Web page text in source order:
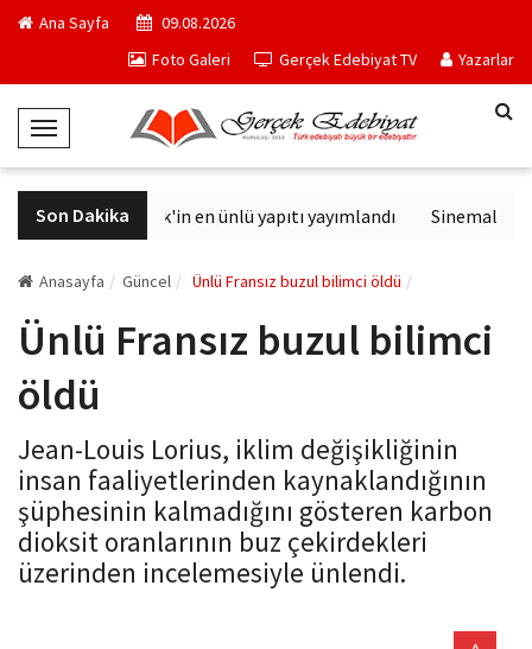
Ana Sayfa
09.08.2026
Foto Galeri
Gerçek Edebiyat TV Yazarlar
T
o
g
g
e
a
i
a
t
o
n
Son Dakika
Philip K. Dick'in en ünlü yapıtı yayımlandı
Anasayfa Güncel Ünlü Fransız buzul bilimci öldü
Ünlü Fransız buzul bilimci
öldü
Jean-Louis Lorius, iklim değişikliğinin
insan faaliyetlerinden kaynaklandığının
şüphesinin kalmadığını gösteren karbon
dioksit oranlarının buz çekirdekleri
üzerinden incelemesiyle ünlendi.